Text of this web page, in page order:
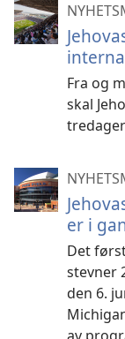
Fra og
skal
er i
Det
stevner
den 6.